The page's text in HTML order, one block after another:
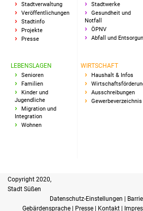
Familien
Stadtverwaltung
Veröffentlichungen
Stadtinfo
Projekte
Presse
Stadtwerke
Gesundheit und
Notfall
ÖPNV
Abfall und
LEBENSLAGEN
Senioren
Familien
Kinder und
Jugendliche
Migration und
Integration
Wohnen
WIRTSCHAFT
Haushalt & Infos
Ausschreibungen
Gewerbeverzeichnis
Copyright 2020,
Stadt Süßen
Datenschutz-Einstellungen
Gebärdensprache
Presse Kontakt